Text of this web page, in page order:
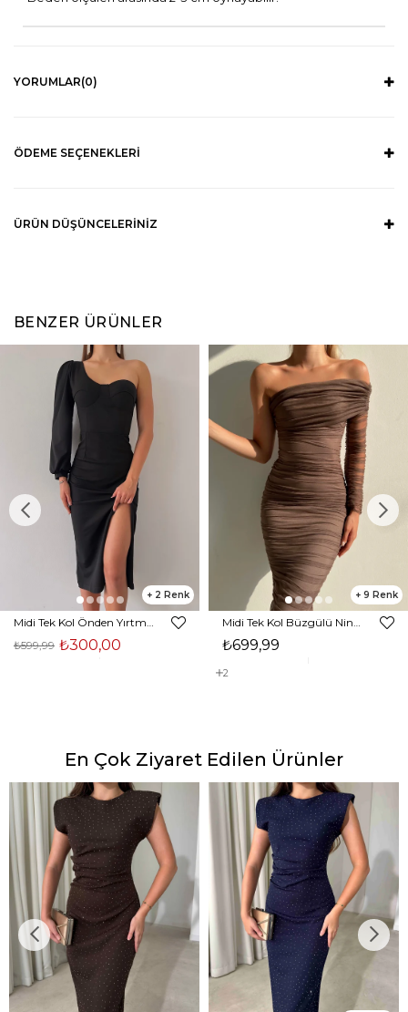
YORUMLAR(0)
ÖDEME SEÇENEKLERI
ÜRÜN DÜŞÜNCELERINIZ
BENZER ÜRÜNLER
2
₺300,00
₺599,99
9
₺699,99
2
En Çok Ziyaret Edilen Ürünler